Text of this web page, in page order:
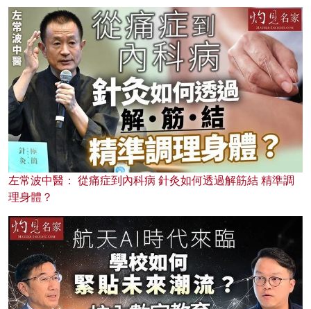
左常波中醫： 從痛症到內科病 針灸如何透過解筋結 精準調
理身體？